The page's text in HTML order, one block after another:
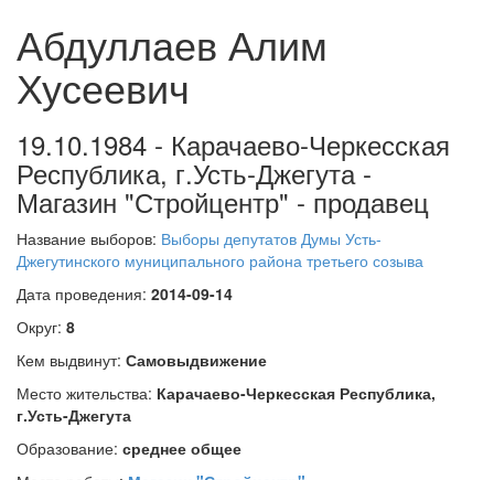
Абдуллаев Алим
Хусеевич
19.10.1984 - Карачаево-Черкесская
Республика, г.Усть-Джегута -
Магазин "Стройцентр" - продавец
Название выборов: Выборы депутатов Думы Усть-
Джегутинского муниципального района третьего созыва
Дата проведения: 2014-09-14
Округ: 8
Кем выдвинут: Самовыдвижение
Место жительства: Карачаево-Черкесская Республика,
г.Усть-Джегута
Образование: среднее общее